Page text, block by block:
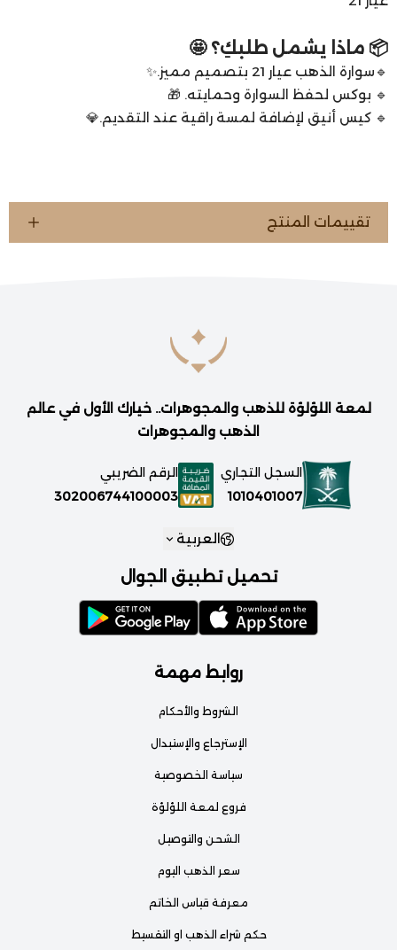
📦 ماذا يشمل طلبكِ؟ 🤩
🔹سوارة الذهب عيار 21 بتصميم مميز.✨
🔹 بوكس لحفظ السوارة وحمايته. 🎁
🔹 كيس أنيق لإضافة لمسة راقية عند التقديم.💎
تقييمات المنتج
روابط مهمة
الشروط والأحكام
الإسترجاع والإستبدال
سياسة الخصوصية
فروع لمعة اللؤلؤة
الشحن والتوصيل
سعر الذهب اليوم
معرفة قياس الخاتم
حكم شراء الذهب او التقسيط
لمعة اللؤلؤة للذهب والمجوهرات.. خيارك الأول في عالم
الذهب والمجوهرات
السجل التجاري
1010401007
الرقم الضريبي
302006744100003
العربية
تحميل تطبيق الجوال